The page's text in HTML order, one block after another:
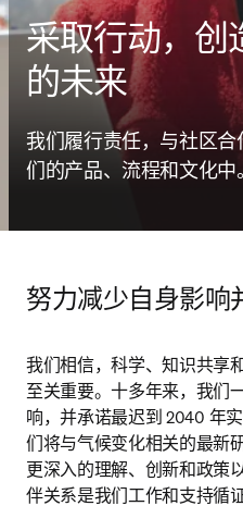
采取行动，创
的未来
我们履行责任，与社区
们的产品、流程和文化中。
努力减少自身影响
我们相信，科学、知识共享
至关重要。十多年来，我们
响，并承诺最迟到 2040 年
们将与气候变化相关的最新
更深入的理解、创新和政策
伴关系是我们工作和支持循